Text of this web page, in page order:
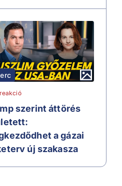
szerint áttörés
a gázai
új szakasza